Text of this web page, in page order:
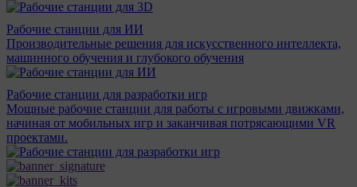
Рабочие станции для ИИ
Производительные решения для искусственного интеллекта,
машинного обучения и глубокого обучения
Рабочие станции для разработки игр
Мощные рабочие станции для работы с игровыми движками,
начиная от мобильных игр и заканчивая потрясающими VR
проектами.